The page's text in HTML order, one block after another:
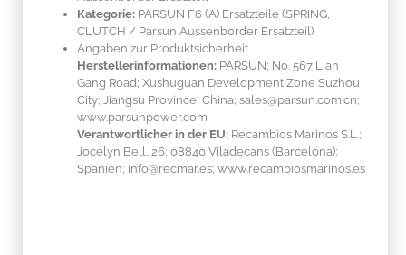
Kategorie: PARSUN F6 (A) Ersatzteile (SPRING,
CLUTCH / Parsun Aussenborder Ersatzteil)
Angaben zur Produktsicherheit
Herstellerinformationen: PARSUN; No. 567 Lian
Gang Road; Xushuguan Development Zone Suzhou
City; Jiangsu Province; China; sales@parsun.com.cn;
www.parsunpower.com
Verantwortlicher in der EU: Recambios Marinos S.L.;
Jocelyn Bell, 26; 08840 Viladecans (Barcelona);
Spanien; info@recmar.es; www.recambiosmarinos.es